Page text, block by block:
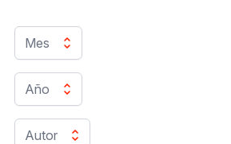
Mes
Año
Autor